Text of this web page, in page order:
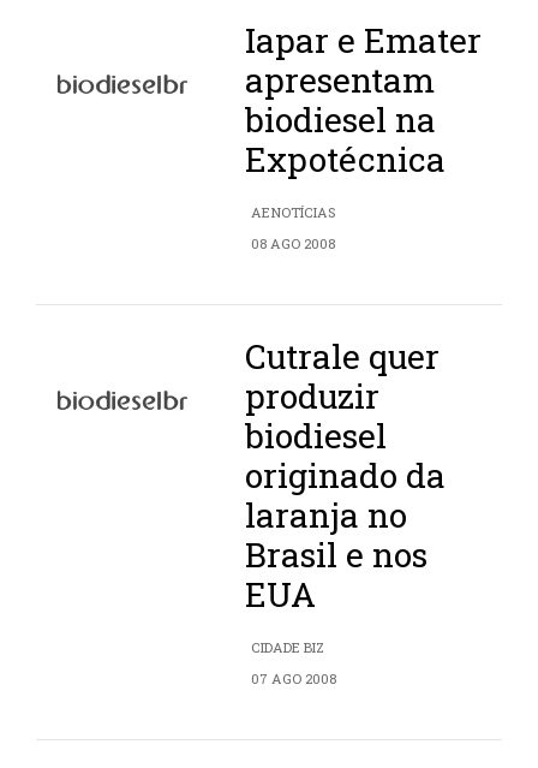
Iapar e Emater
apresentam
biodiesel na
Expotécnica
AENOTÍCIAS
08 AGO 2008
Cutrale quer
produzir
biodiesel
originado da
laranja no
Brasil e nos
EUA
CIDADE BIZ
07 AGO 2008